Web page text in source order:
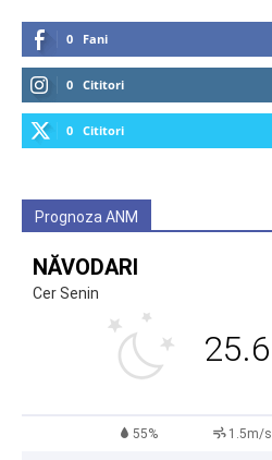
0 Fani
0 Cititori
0 Cititori
Prognoza ANM
NĂVODARI
Cer Senin
25.6
55% 1.5m/s